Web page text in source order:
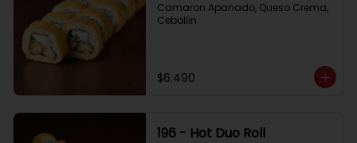
Camaron Apanado, Queso Crema,
Cebollin
$6.490
196 - Hot Duo Roll